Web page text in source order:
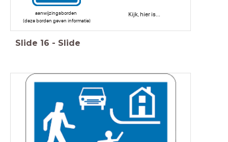
aanwijzingsborden
(deze borden geven informatie)
Kijk, hier is...
Slide 16 - Slide